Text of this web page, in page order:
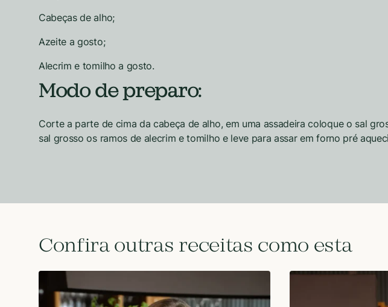
Cabeças de alho;
Azeite a gosto;
Alecrim e tomilho a gosto.
Modo de preparo:
Corte a parte de cima da cabeça de alho, em uma assadeira coloque o sal
sal grosso os ramos de alecrim e tomilho e leve para assar em forno pré
Confira outras receitas como esta